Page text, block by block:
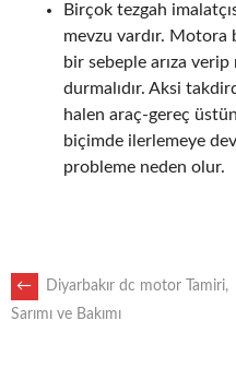
Birçok tezgah
mevzu vardır. Motora
bir sebeple arıza
durmalıdır. Aksi
halen araç-gereç
biçimde ilerlemeye
probleme neden olur.
POST
←
Diyarbakır dc motor Tamiri,
Sarımı ve Bakımı